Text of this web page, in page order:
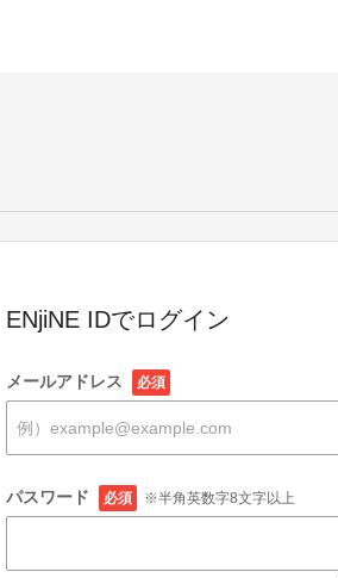
ENjiNE IDでログイン
メールアドレス 必須
パスワード 必須 ※半角英数字8文字以上